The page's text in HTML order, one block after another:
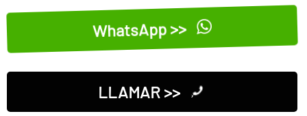
WhatsApp >>
LLAMAR >>